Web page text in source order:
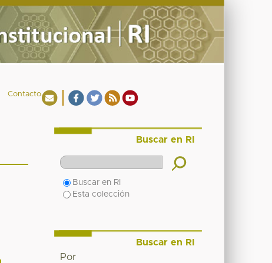
Contacto
Buscar en RI
Buscar en RI
Esta colección
Buscar en RI
Por